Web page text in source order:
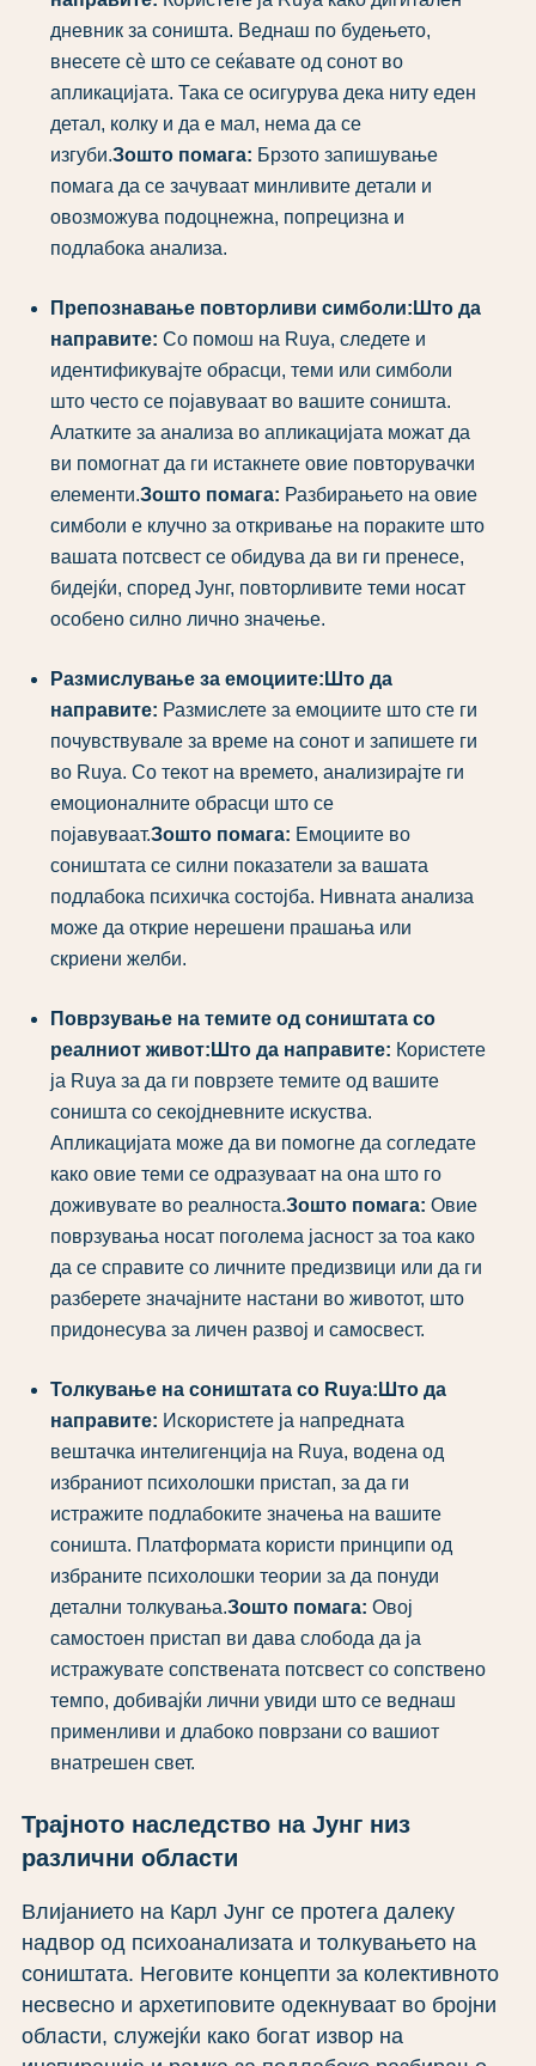
дневник за соништа. Веднаш по будењето,
внесете сè што се сеќавате од сонот во
апликацијата. Така се осигурува дека ниту еден
детал, колку и да е мал, нема да се
изгуби.Зошто помага: Брзото запишување
помага да се зачуваат минливите детали и
овозможува подоцнежна, попрецизна и
подлабока анализа.
Препознавање повторливи симболи: Што да
направите: Со помош на Ruya, следете и
идентификувајте обрасци, теми или симболи
што често се појавуваат во вашите соништа.
Алатките за анализа во апликацијата можат да
ви помогнат да ги истакнете овие повторувачки
елементи.Зошто помага: Разбирањето на овие
симболи е клучно за откривање на пораките што
вашата потсвест се обидува да ви ги пренесе,
бидејќи, според Јунг, повторливите теми носат
особено силно лично значење.
Размислување за емоциите: Што да
направите: Размислете за емоциите што сте ги
почувствувале за време на сонот и запишете ги
во Ruya. Со текот на времето, анализирајте ги
емоционалните обрасци што се
појавуваат.Зошто помага: Емоциите во
соништата се силни показатели за вашата
подлабока психичка состојба. Нивната анализа
може да открие нерешени прашања или
скриени желби.
Поврзување на темите од соништата со
реалниот живот: Што да направите: Користете
ја Ruya за да ги поврзете темите од вашите
соништа со секојдневните искуства.
Апликацијата може да ви помогне да согледате
како овие теми се одразуваат на она што го
доживувате во реалноста.Зошто помага: Овие
поврзувања носат поголема јасност за тоа како
да се справите со личните предизвици или да ги
разберете значајните настани во животот, што
придонесува за личен развој и самосвест.
Толкување на соништата со Ruya: Што да
направите: Искористете ја напредната
вештачка интелигенција на Ruya, водена од
избраниот психолошки пристап, за да ги
истражите подлабоките значења на вашите
соништа. Платформата користи принципи од
избраните психолошки теории за да понуди
детални толкувања.Зошто помага: Овој
самостоен пристап ви дава слобода да ја
истражувате сопствената потсвест со сопствено
темпо, добивајќи лични увиди што се веднаш
применливи и длабоко поврзани со вашиот
внатрешен свет.
Трајното наследство на Јунг низ
различни области
Влијанието на Карл Јунг се протега далеку
надвор од психоанализата и толкувањето на
соништата. Неговите концепти за колективното
несвесно и архетиповите одекнуваат во бројни
области, служејќи како богат извор на